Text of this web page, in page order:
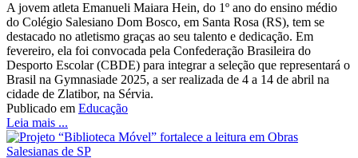
A jovem atleta Emanueli Maiara Hein, do 1º ano do ensino médio
do Colégio Salesiano Dom Bosco, em Santa Rosa (RS), tem se
destacado no atletismo graças ao seu talento e dedicação. Em
fevereiro, ela foi convocada pela Confederação Brasileira do
Desporto Escolar (CBDE) para integrar a seleção que representará o
Brasil na Gymnasiade 2025, a ser realizada de 4 a 14 de abril na
cidade de Zlatibor, na Sérvia.
Publicado em Educação
Leia mais ...